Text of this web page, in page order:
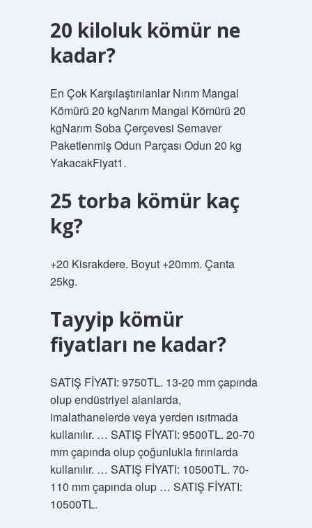
20 kiloluk kömür ne
kadar?
En Çok Karşılaştırılanlar Nırım Mangal
Kömürü 20 kgNarım Mangal Kömürü 20
kgNarım Soba Çerçevesi Semaver
Paketlenmiş Odun Parçası Odun 20 kg
YakacakFiyat1.
25 torba kömür kaç
kg?
+20 Kisrakdere. Boyut +20mm. Çanta
25kg.
Tayyip kömür
fiyatları ne kadar?
SATIŞ FİYATI: 9750TL. 13-20 mm çapında
olup endüstriyel alanlarda,
imalathanelerde veya yerden ısıtmada
kullanılır. … SATIŞ FİYATI: 9500TL. 20-70
mm çapında olup çoğunlukla fırınlarda
kullanılır. … SATIŞ FİYATI: 10500TL. 70-
110 mm çapında olup … SATIŞ FİYATI:
10500TL.